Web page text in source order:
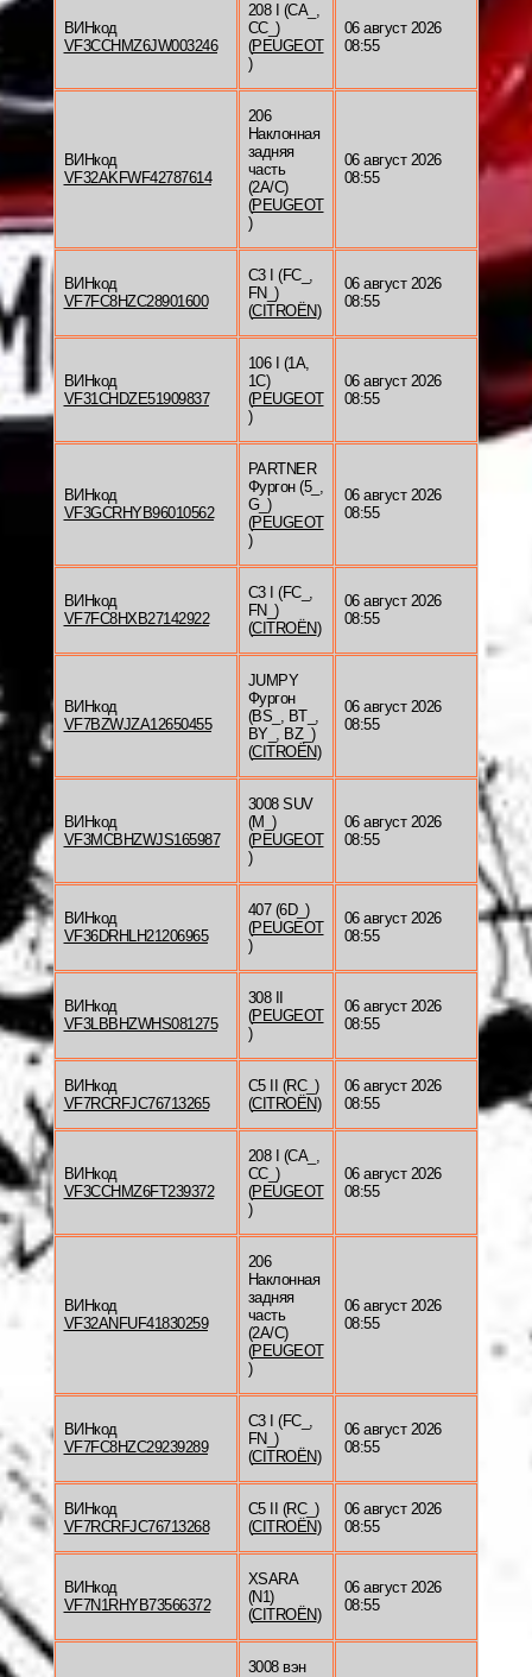
ВИНкод
VF3CCHMZ6JW003246
208 I (CA_,
CC_)
(PEUGEOT
)
06 август 2026
08:55
ВИНкод
VF32AKFWF42787614
206
Наклонная
задняя
часть
(2A/C)
(PEUGEOT
)
06 август 2026
08:55
ВИНкод
VF7FC8HZC28901600
C3 I (FC_,
FN_)
(CITROËN)
06 август 2026
08:55
ВИНкод
VF31CHDZE51909837
106 I (1A,
1C)
(PEUGEOT
)
06 август 2026
08:55
ВИНкод
VF3GCRHYB96010562
PARTNER
Фургон (5_,
G_)
(PEUGEOT
)
06 август 2026
08:55
ВИНкод
VF7FC8HXB27142922
C3 I (FC_,
FN_)
(CITROËN)
06 август 2026
08:55
ВИНкод
VF7BZWJZA12650455
JUMPY
Фургон
(BS_, BT_,
BY_, BZ_)
(CITROËN)
06 август 2026
08:55
ВИНкод
VF3MCBHZWJS165987
3008 SUV
(M_)
(PEUGEOT
)
06 август 2026
08:55
ВИНкод
VF36DRHLH21206965
407 (6D_)
(PEUGEOT
)
06 август 2026
08:55
ВИНкод
VF3LBBHZWHS081275
308 II
(PEUGEOT
)
06 август 2026
08:55
ВИНкод
VF7RCRFJC76713265
C5 II (RC_)
(CITROËN)
06 август 2026
08:55
ВИНкод
VF3CCHMZ6FT239372
208 I (CA_,
CC_)
(PEUGEOT
)
06 август 2026
08:55
ВИНкод
VF32ANFUF41830259
206
Наклонная
задняя
часть
(2A/C)
(PEUGEOT
)
06 август 2026
08:55
ВИНкод
VF7FC8HZC29239289
C3 I (FC_,
FN_)
(CITROËN)
06 август 2026
08:55
ВИНкод
VF7RCRFJC76713268
C5 II (RC_)
(CITROËN)
06 август 2026
08:55
ВИНкод
VF7N1RHYB73566372
XSARA
(N1)
(CITROËN)
06 август 2026
08:55
3008 вэн